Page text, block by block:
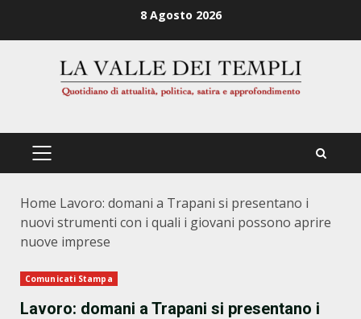
8 Agosto 2026
PRIMÄRES
Home Lavoro: domani a Trapani si presentano i
nuovi strumenti con i quali i giovani possono aprire
nuove imprese
Comunicati Stampa
Lavoro: domani a Trapani si presentano i